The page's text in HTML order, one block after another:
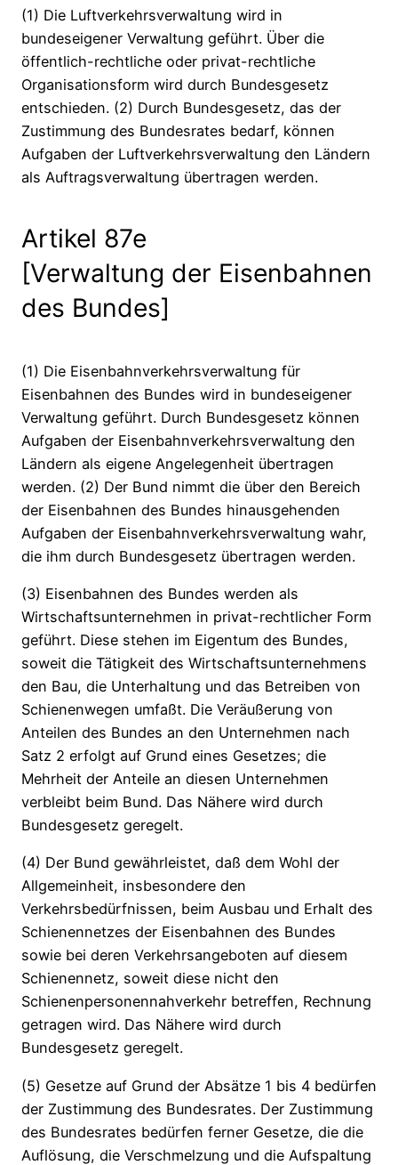
(1) Die Luftverkehrsverwaltung wird in
bundeseigener Verwaltung geführt. Über die
öffentlich-rechtliche oder privat-rechtliche
Organisationsform wird durch Bundesgesetz
entschieden. (2) Durch Bundesgesetz, das der
Zustimmung des Bundesrates bedarf, können
Aufgaben der Luftverkehrsverwaltung den Ländern
als Auftragsverwaltung übertragen werden.
Artikel 87e
[Verwaltung der Eisenbahnen
des Bundes]
(1) Die Eisenbahnverkehrsverwaltung für
Eisenbahnen des Bundes wird in bundeseigener
Verwaltung geführt. Durch Bundesgesetz können
Aufgaben der Eisenbahnverkehrsverwaltung den
Ländern als eigene Angelegenheit übertragen
werden. (2) Der Bund nimmt die über den Bereich
der Eisenbahnen des Bundes hinausgehenden
Aufgaben der Eisenbahnverkehrsverwaltung wahr,
die ihm durch Bundesgesetz übertragen werden.
(3) Eisenbahnen des Bundes werden als
Wirtschaftsunternehmen in privat-rechtlicher Form
geführt. Diese stehen im Eigentum des Bundes,
soweit die Tätigkeit des Wirtschaftsunternehmens
den Bau, die Unterhaltung und das Betreiben von
Schienenwegen umfaßt. Die Veräußerung von
Anteilen des Bundes an den Unternehmen nach
Satz 2 erfolgt auf Grund eines Gesetzes; die
Mehrheit der Anteile an diesen Unternehmen
verbleibt beim Bund. Das Nähere wird durch
Bundesgesetz geregelt.
(4) Der Bund gewährleistet, daß dem Wohl der
Allgemeinheit, insbesondere den
Verkehrsbedürfnissen, beim Ausbau und Erhalt des
Schienennetzes der Eisenbahnen des Bundes
sowie bei deren Verkehrsangeboten auf diesem
Schienennetz, soweit diese nicht den
Schienenpersonennahverkehr betreffen, Rechnung
getragen wird. Das Nähere wird durch
Bundesgesetz geregelt.
(5) Gesetze auf Grund der Absätze 1 bis 4 bedürfen
der Zustimmung des Bundesrates. Der Zustimmung
des Bundesrates bedürfen ferner Gesetze, die die
Auflösung, die Verschmelzung und die Aufspaltung